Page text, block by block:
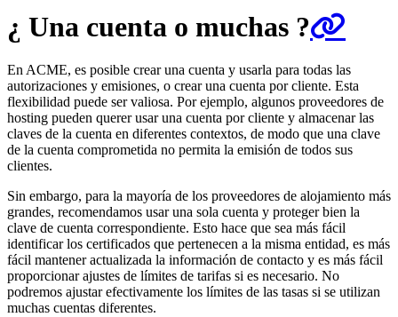
¿ Una cuenta o muchas ?
En ACME, es posible crear una cuenta y usarla para todas las
autorizaciones y emisiones, o crear una cuenta por cliente. Esta
flexibilidad puede ser valiosa. Por ejemplo, algunos proveedores de
hosting pueden querer usar una cuenta por cliente y almacenar las
claves de la cuenta en diferentes contextos, de modo que una clave
de la cuenta comprometida no permita la emisión de todos sus
clientes.
Sin embargo, para la mayoría de los proveedores de alojamiento más
grandes, recomendamos usar una sola cuenta y proteger bien la
clave de cuenta correspondiente. Esto hace que sea más fácil
identificar los certificados que pertenecen a la misma entidad, es más
fácil mantener actualizada la información de contacto y es más fácil
proporcionar ajustes de límites de tarifas si es necesario. No
podremos ajustar efectivamente los límites de las tasas si se utilizan
muchas cuentas diferentes.